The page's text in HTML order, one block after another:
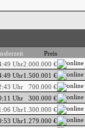
Preis
Uhr2.000.000 €
Uhr1.500.001 €
Uhr 700.000 €
Uhr 300.000 €
Uhr1.300.000 €
Uhr1.279.000 €